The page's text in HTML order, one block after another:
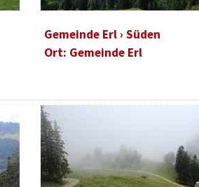
Gemeinde Erl › Süden
Ort: Gemeinde Erl